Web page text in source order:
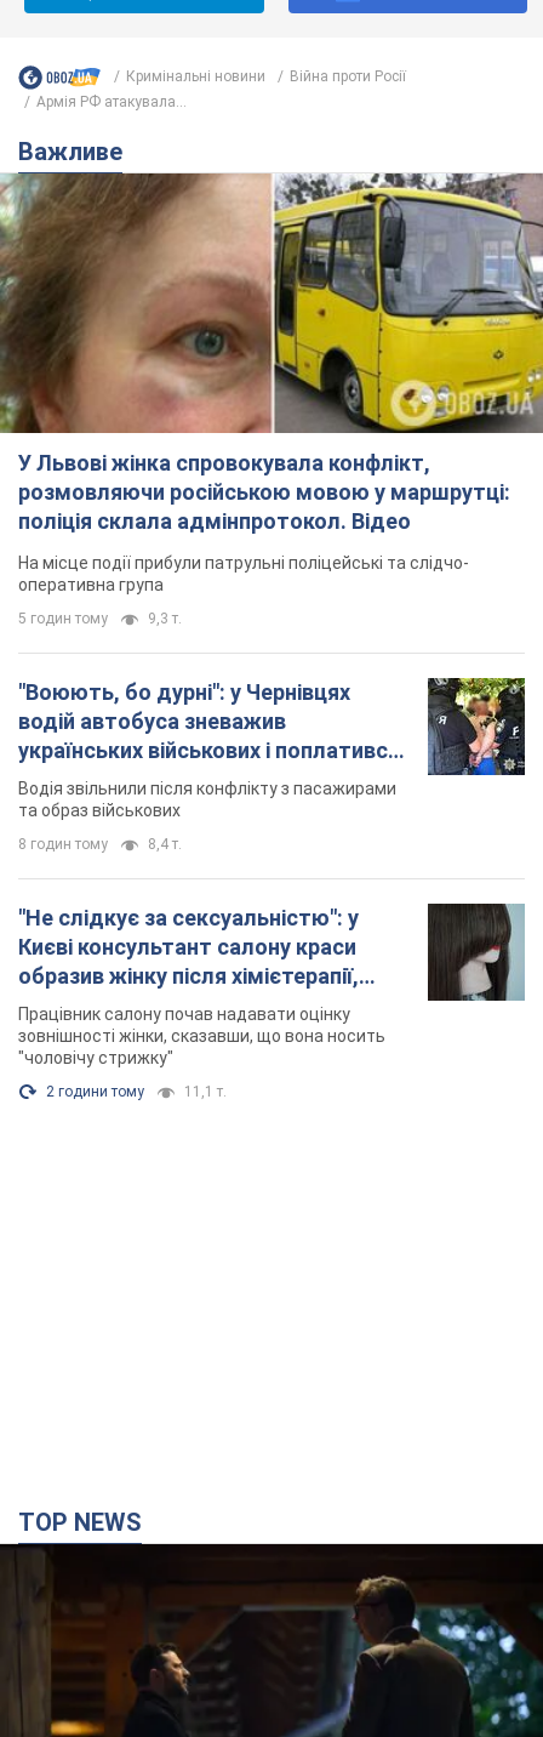
Кримінальні новини
Війна проти Росії
Армія РФ атакувала...
Важливе
У Львові жінка спровокувала конфлікт,
розмовляючи російською мовою у маршрутці:
поліція склала адмінпротокол. Відео
На місце події прибули патрульні поліцейські та слідчо-
оперативна група
5 годин тому 9,3 т.
"Воюють, бо дурні": у Чернівцях
водій автобуса зневажив
українських військових і поплатився.
Відео
Водія звільнили після конфлікту з пасажирами
та образ військових
8 годин тому 8,4 т.
"Не слідкує за сексуальністю": у
Києві консультант салону краси
образив жінку після хімієтерапії,
розгорівся скандал. Фото
Працівник салону почав надавати оцінку
зовнішності жінки, сказавши, що вона носить
"чоловічу стрижку"
2 години тому 11,1 т.
TOP NEWS